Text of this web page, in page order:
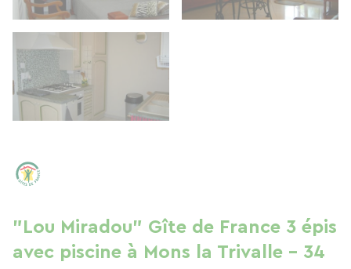
"Lou Miradou" Gîte de France 3 épis
avec piscine à Mons la Trivalle - 34